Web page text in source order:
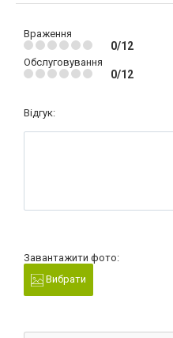
Враження
0/12
Обслуговування
0/12
Відгук:
Завантажити фото:
Вибрати